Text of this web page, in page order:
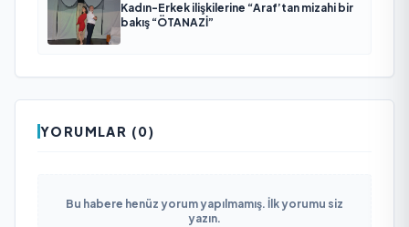
Kadın-Erkek ilişkilerine “Araf’tan mizahi bir
bakış “ÖTANAZİ”
YORUMLAR (0)
Bu habere henüz yorum yapılmamış. İlk yorumu siz
yazın.